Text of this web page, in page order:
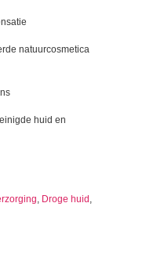
natuurcosmetica
huid en
, Droge huid,